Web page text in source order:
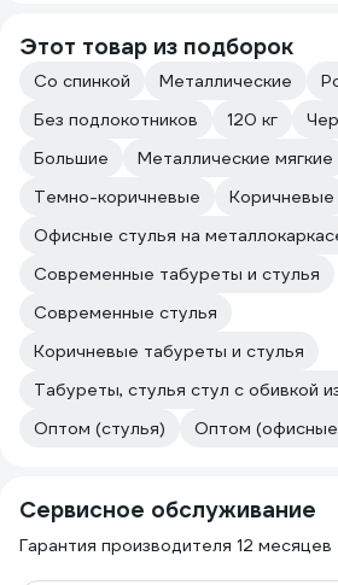
Этот товар из подборок
Со спинкой Металлические
Без подлокотников
120 кг
Большие
Металлические мягкие
Темно-коричневые
Коричневые
Офисные стулья на
Современные табуреты и стулья
Современные стулья
Коричневые табуреты и стулья
Табуреты, стулья стул с обивкой
Оптом (стулья)
Оптом (офисные
Сервисное обслуживание
Гарантия производителя 12 месяцев